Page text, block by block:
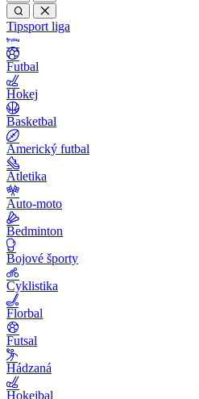
Tipsport liga
Futbal
Hokej
Basketbal
Americký futbal
Atletika
Auto-moto
Bedminton
Bojové športy
Cyklistika
Florbal
Futsal
Hádzaná
Hokejbal